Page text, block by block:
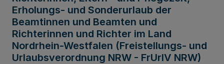
Erholungs- und Sonderurlaub der
Beamtinnen und Beamten und
Richterinnen und Richter im Land
Nordrhein-Westfalen (Freistellungs- und
Urlaubsverordnung NRW - FrUrlV NRW)